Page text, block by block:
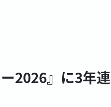
2026』に3年